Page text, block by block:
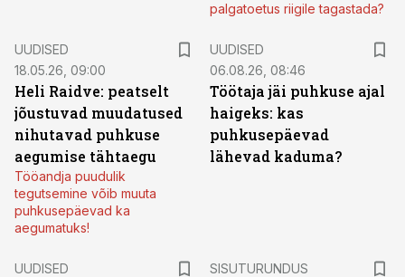
palgatoetus riigile tagastada?
UUDISED
18.05.26, 09:00
Heli Raidve: peatselt
jõustuvad muudatused
nihutavad puhkuse
aegumise tähtaegu
Tööandja puudulik
tegutsemine võib muuta
puhkusepäevad ka
aegumatuks!
UUDISED
06.08.26, 08:46
Töötaja jäi puhkuse ajal
haigeks: kas
puhkusepäevad
lähevad kaduma?
UUDISED
SISUTURUNDUS